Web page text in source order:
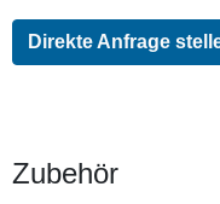
Direkte Anfrage
Zubehör